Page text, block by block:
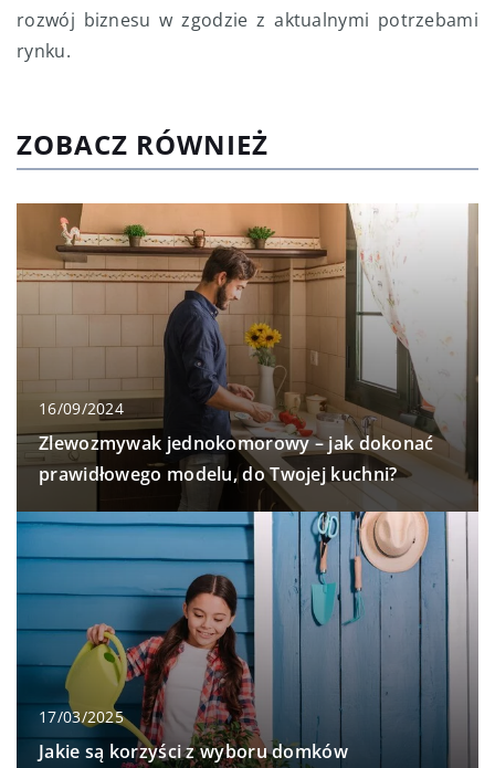
rozwój biznesu w zgodzie z aktualnymi potrzebami
rynku.
ZOBACZ RÓWNIEŻ
16/09/2024
Zlewozmywak jednokomorowy – jak dokonać
prawidłowego modelu, do Twojej kuchni?
17/03/2025
Jakie są korzyści z wyboru domków